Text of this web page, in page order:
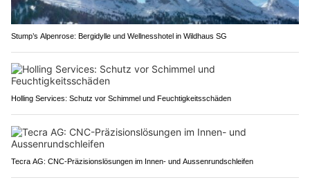
Stump’s Alpenrose: Bergidylle und Wellnesshotel in Wildhaus SG
Holling Services: Schutz vor Schimmel und Feuchtigkeitsschäden
Tecra AG: CNC-Präzisionslösungen im Innen- und Aussenrundschleifen